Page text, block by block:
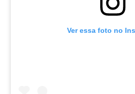
Ver essa foto no